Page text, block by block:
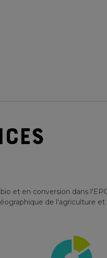
et en conversion dans
de l'agriculture et